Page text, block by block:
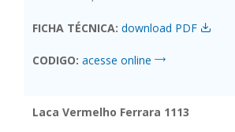
FICHA TÉCNICA: download PDF
CODIGO: acesse online
Laca Vermelho Ferrara 1113